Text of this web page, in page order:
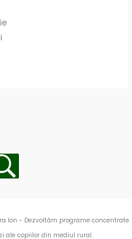
Ion - Dezvoltăm programe concentrate
ale copiilor din mediul rural.